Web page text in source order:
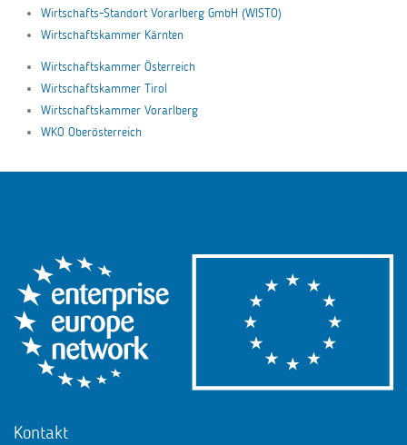
Wirtschafts-Standort Vorarlberg GmbH (WISTO)
Wirtschaftskammer Kärnten
Wirtschaftskammer Österreich
Wirtschaftskammer Tirol
Wirtschaftskammer Vorarlberg
WKO Oberösterreich
Kontakt